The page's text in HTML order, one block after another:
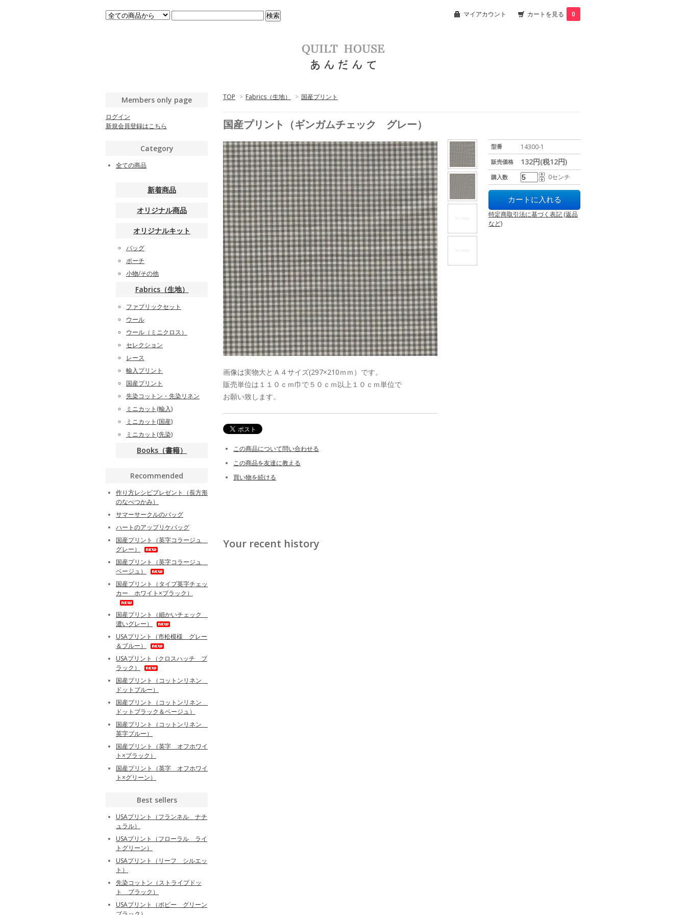
マイアカウント カートを見る 0
TOP > Fabrics（生地） > 国産プリント
国産プリント（ギンガムチェック グレー）
型番 14300-1
販売価格 132円(税12円)
購入数 0センチ
特定商取引法に基づく表記 (返品
など)
画像は実物大とＡ４サイズ(297×210ｍｍ）です。
販売単位は１１０ｃｍ巾で５０ｃｍ以上１０ｃｍ単位で
お願い致します。
この商品について問い合わせる
この商品を友達に教える
買い物を続ける
Your recent history
Members only page
ログイン
新規会員登録はこちら
Category
全ての商品
新着商品
オリジナル商品
オリジナルキット
バッグ
ポーチ
小物/その他
Fabrics（生地）
ファブリックセット
ウール
ウール（ミニクロス）
セレクション
レース
輸入プリント
国産プリント
先染コットン・先染リネン
ミニカット(輸入)
ミニカット(国産)
ミニカット(先染)
Books（書籍）
Recommended
作り方レシピプレゼント（長方形
のなべつかみ）
サマーサークルのバッグ
ハートのアップリケバッグ
国産プリント（英字コラージュ
グレー）
国産プリント（英字コラージュ
ベージュ）
国産プリント（タイプ英字チェッ
カー ホワイト×ブラック）
国産プリント（細かいチェック
濃いグレー）
USAプリント（市松模様 グレー
＆ブルー）
USAプリント（クロスハッチ ブ
ラック）
国産プリント（コットンリネン
ドットブルー）
国産プリント（コットンリネン
ドットブラック＆ベージュ）
国産プリント（コットンリネン
英字ブルー）
国産プリント（英字 オフホワイ
ト×ブラック）
国産プリント（英字 オフホワイ
ト×グリーン）
Best sellers
USAプリント（フランネル ナチ
ュラル）
USAプリント（フローラル ライ
トグリーン）
USAプリント（リーフ シルエッ
ト）
先染コットン（ストライプドッ
ト ブラック）
USAプリント（ポピー グリーン